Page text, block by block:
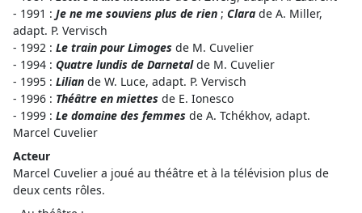
- 1991 : Je ne me souviens plus de rien ; Clara de A. Miller,
adapt. P. Vervisch
- 1992 : Le train pour Limoges de M. Cuvelier
- 1994 : Quatre lundis de Darnetalde M. Cuvelier
- 1995 : Lilian de W. Luce, adapt. P. Vervisch
- 1996 : Théâtre en miettes de E. Ionesco
- 1999 : Le domaine des femmes de A. Tchékhov, adapt.
Marcel Cuvelier
Acteur
Marcel Cuvelier a joué au théâtre et à la télévision plus de
deux cents rôles.